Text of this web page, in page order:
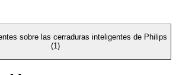
sobre las cerraduras inteligentes de Philips
(1)